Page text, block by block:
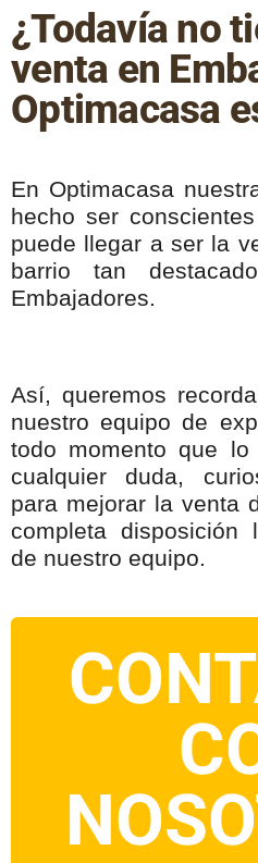
¿Todavía no
venta en
Optimacasa
En Optimacasa
hecho ser
puede llegar a ser la
barrio tan
Embajadores.
Así, queremos
nuestro equipo de
todo momento que
cualquier duda,
para mejorar la venta
completa disposición
de nuestro equipo.